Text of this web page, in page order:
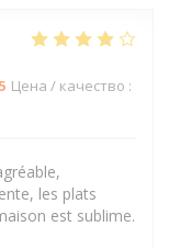
Цена / качество :
les plats
est sublime.